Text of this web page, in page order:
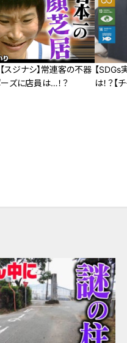
スジナシ】常連客の不器
ズに店員は…！？
【SDGs
は！？【チ